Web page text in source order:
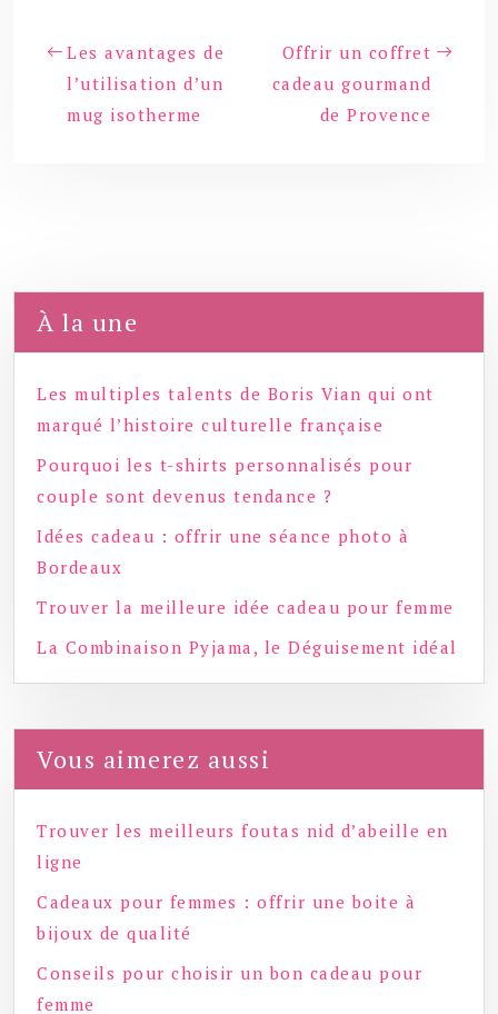
Les avantages de
l’utilisation d’un
mug isotherme
Offrir un coffret
cadeau gourmand
de Provence
À la une
Les multiples talents de Boris Vian qui ont
marqué l’histoire culturelle française
Pourquoi les t-shirts personnalisés pour
couple sont devenus tendance ?
Idées cadeau : offrir une séance photo à
Bordeaux
Trouver la meilleure idée cadeau pour femme
La Combinaison Pyjama, le Déguisement idéal
Vous aimerez aussi
Trouver les meilleurs foutas nid d’abeille en
ligne
Cadeaux pour femmes : offrir une boite à
bijoux de qualité
Conseils pour choisir un bon cadeau pour
femme